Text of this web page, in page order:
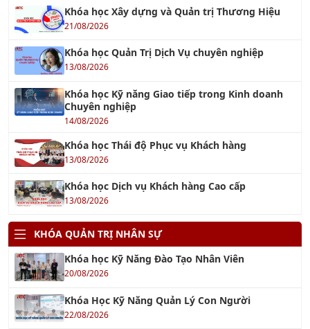
Khóa học Xây dựng và Quản trị Thương Hiệu
21/08/2026
Khóa học Quản Trị Dịch Vụ chuyên nghiệp
13/08/2026
Khóa học Kỹ năng Giao tiếp trong Kinh doanh
Chuyên nghiệp
14/08/2026
Khóa học Thái độ Phục vụ Khách hàng
13/08/2026
Khóa học Dịch vụ Khách hàng Cao cấp
13/08/2026
KHÓA QUẢN TRỊ NHÂN SỰ
Khóa học Kỹ Năng Đào Tạo Nhân Viên
20/08/2026
Khóa Học Kỹ Năng Quản Lý Con Người
22/08/2026